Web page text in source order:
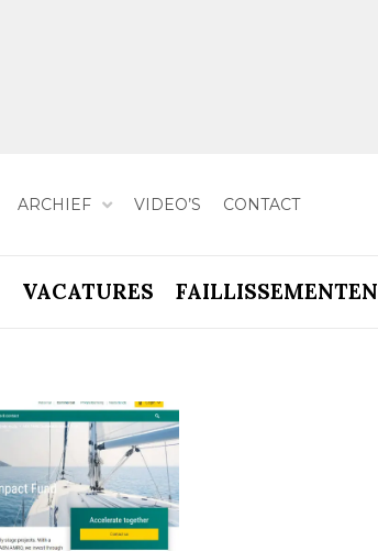
ARCHIEF VIDEO’S CONTACT
VACATURES FAILLISSEMENTEN